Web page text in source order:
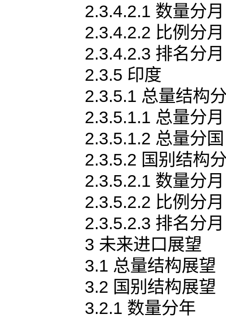
2.3.4.2.1 数量分月
2.3.4.2.2 比例分月
2.3.4.2.3 排名分月
2.3.5 印度
2.3.5.1 总量结构
2.3.5.1.1 总量分月
2.3.5.1.2 总量分国
2.3.5.2 国别结构
2.3.5.2.1 数量分月
2.3.5.2.2 比例分月
2.3.5.2.3 排名分月
3 未来进口展望
3.1 总量结构展望
3.2 国别结构展望
3.2.1 数量分年